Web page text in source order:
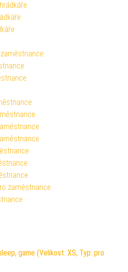
zaměstnance
game (Velikost: XS, Typ: pro